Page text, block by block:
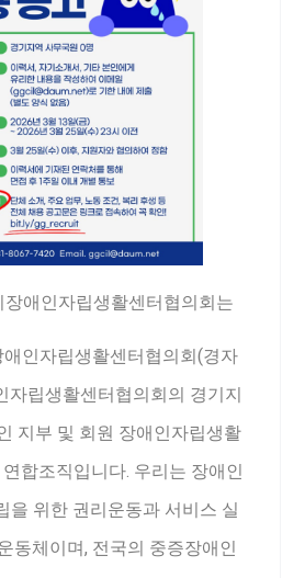
장애인자립생활센터협의회는
인자립생활센터협의회(경자
자립생활센터협의회의 경기지
지부 및 회원 장애인자립생활
합조직입니다. 우리는 장애인
을 위한 권리운동과 서비스 실
동체이며, 전국의 중증장애인